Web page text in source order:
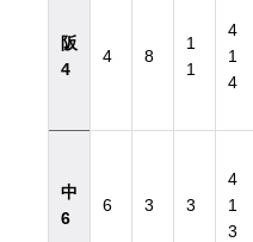
阪
4
4 8
1
1
4
1
4
中
6
6 3 3
4
1
3